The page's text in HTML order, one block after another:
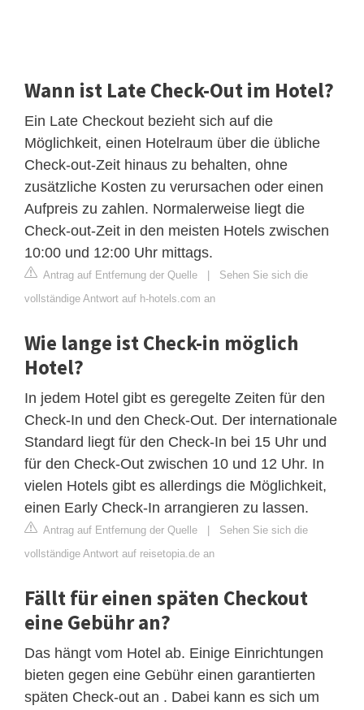
Wann ist Late Check-Out im Hotel?
Ein Late Checkout bezieht sich auf die
Möglichkeit, einen Hotelraum über die übliche
Check-out-Zeit hinaus zu behalten, ohne
zusätzliche Kosten zu verursachen oder einen
Aufpreis zu zahlen. Normalerweise liegt die
Check-out-Zeit in den meisten Hotels zwischen
10:00 und 12:00 Uhr mittags.
Antrag auf Entfernung der Quelle | Sehen Sie sich die
vollständige Antwort auf h-hotels.com an
Wie lange ist Check-in möglich
Hotel?
In jedem Hotel gibt es geregelte Zeiten für den
Check-In und den Check-Out. Der internationale
Standard liegt für den Check-In bei 15 Uhr und
für den Check-Out zwischen 10 und 12 Uhr. In
vielen Hotels gibt es allerdings die Möglichkeit,
einen Early Check-In arrangieren zu lassen.
Antrag auf Entfernung der Quelle | Sehen Sie sich die
vollständige Antwort auf reisetopia.de an
Fällt für einen späten Checkout
eine Gebühr an?
Das hängt vom Hotel ab. Einige Einrichtungen
bieten gegen eine Gebühr einen garantierten
späten Check-out an . Dabei kann es sich um